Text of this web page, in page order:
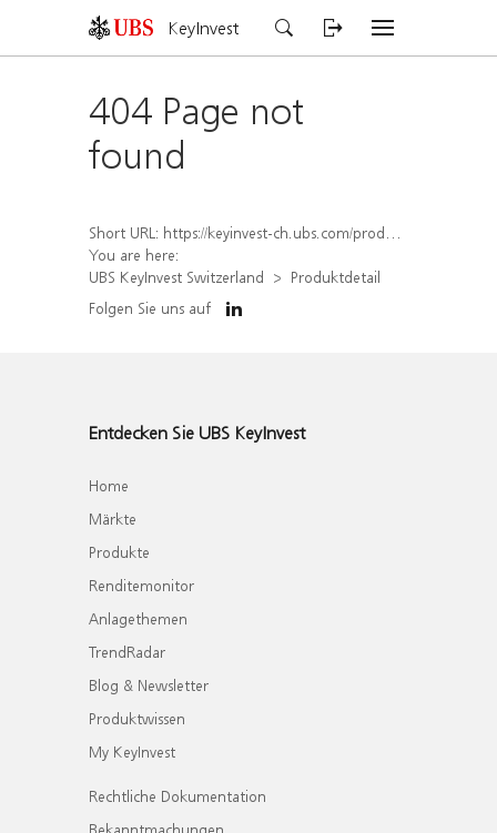
KeyInvest
404 Page not
found
Short URL: https://keyinvest-ch.ubs.com/produkt/detail/index/isin/CH1558306697
You are here:
UBS KeyInvest Switzerland
Produktdetail
Folgen Sie uns auf
Entdecken Sie UBS KeyInvest
Home
Märkte
Produkte
Renditemonitor
Anlagethemen
TrendRadar
Blog & Newsletter
Produktwissen
My KeyInvest
Rechtliche Dokumentation